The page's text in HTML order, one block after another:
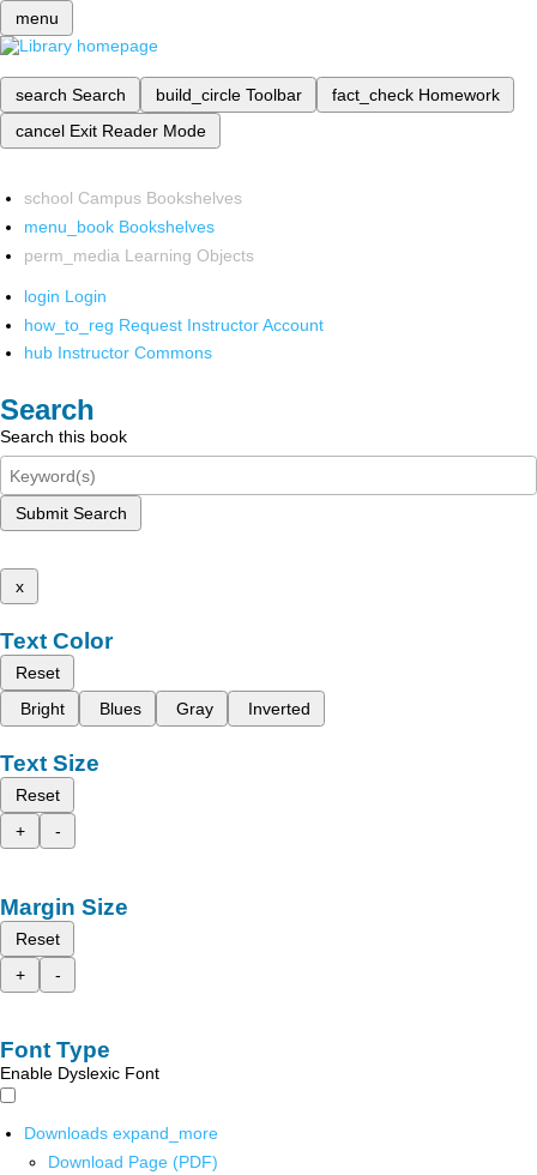
menu
search Search build_circle Toolbar fact_check Homework
cancel Exit Reader Mode
school Campus Bookshelves
menu_book Bookshelves
perm_media Learning Objects
login Login
how_to_reg Request Instructor Account
hub Instructor Commons
Search
Search this book
Submit Search
x
Text Color
Reset
Bright
Blues Gray Inverted
Text Size
Reset
+
-
Margin Size
Reset
+
-
Font Type
Enable Dyslexic Font
Downloads expand_more
Download Page (PDF)